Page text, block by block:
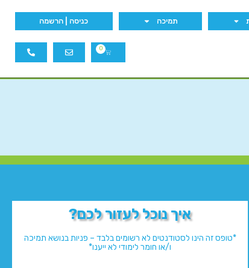
תמיכה כניסה | הרשמה
0
איך נוכל לעזור לכם?
*טופס זה הינו לסטודנטים לא רשומים בלבד – פניות בנושא תמיכה
ו/או חומר לימודי לא ייענו*